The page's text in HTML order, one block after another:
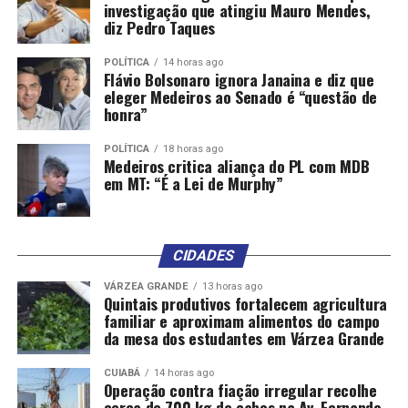
União Brasil.
Uma das prioridades de Lula é eleger senadores do PT ou
aliados nos nove estados do Nordeste, para se contrapor
ao bolsonarismo, que tem como prioridade a eleição do
Senado. Nesse cenário, Miguel Coelho, cujo pai, o ex-
senador Fernando Bezerra Coelho, foi líder do governo
Jair Bolsonaro, não é um nome de confiança dos
petistas.
O prefeito também trabalha com a possibilidade de
atrair Miguel ou Silvio para a vice numa possível chapa,
prometendo protagonismo em um eventual governo
com uma secretaria robusta entregue ao vice.
O governo assiste à disputa e não descarta uma
mudança de lado de Miguel Coelho ou do próprio PT,
oferecendo as vagas para o Senado. Os deputados da
legenda costumam votar a favor de Raquel na
investigação que atingiu Mauro Mendes,
diz Pedro Taques
POLÍTICA 14 horas ago
Flávio Bolsonaro ignora Janaina e diz que
eleger Medeiros ao Senado é “questão de
honra”
POLÍTICA 18 horas ago
Medeiros critica aliança do PL com MDB
em MT: “É a Lei de Murphy”
CIDADES
VÁRZEA GRANDE 13 horas ago
Quintais produtivos fortalecem agricultura
familiar e aproximam alimentos do campo
da mesa dos estudantes em Várzea Grande
CUIABÁ 14 horas ago
Operação contra fiação irregular recolhe